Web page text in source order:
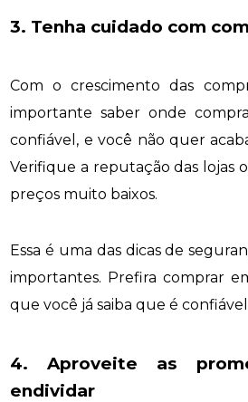
3. Tenha cuidado com
Com o crescimento das
importante saber onde
confiável, e você não quer
Verifique a reputação das lojas
preços muito baixos.
Essa é uma das dicas de
importantes. Prefira comprar
que você já saiba que é
4. Aproveite as
endividar